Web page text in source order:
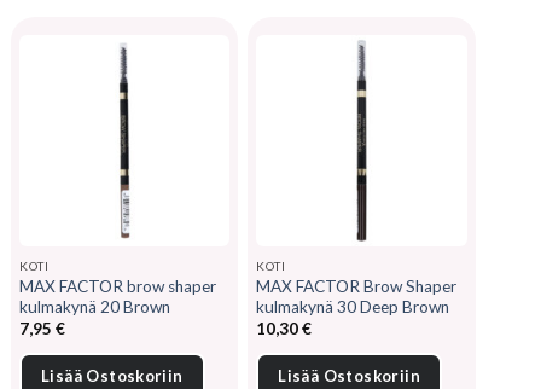
KOTI
MAX FACTOR brow shaper
kulmakynä 20 Brown
7,95 €
Lisää Ostoskoriin
KOTI
MAX FACTOR Brow Shaper
kulmakynä 30 Deep Brown
10,30€
Lisää Ostoskoriin